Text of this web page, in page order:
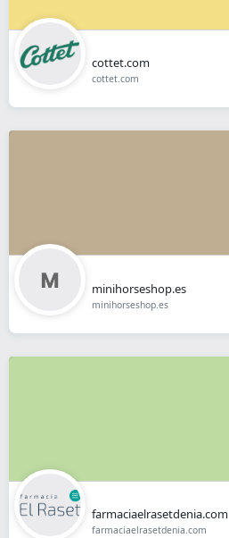
cottet.com
cottet.com
minihorseshop.es
minihorseshop.es
farmaciaelrasetdenia.com
farmaciaelrasetdenia.com